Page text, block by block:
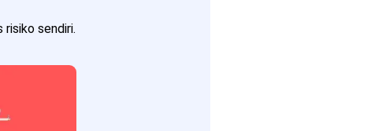
risiko sendiri.